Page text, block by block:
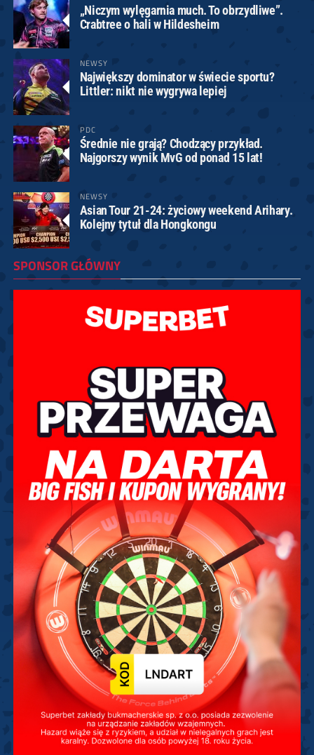
„Niczym wylęgarnia much. To obrzydliwe”.
Crabtree o hali w Hildesheim
NEWSY
Największy dominator w świecie sportu?
Littler: nikt nie wygrywa lepiej
PDC
Średnie nie grają? Chodzący przykład.
Najgorszy wynik MvG od ponad 15 lat!
NEWSY
Asian Tour 21-24: życiowy weekend Arihary.
Kolejny tytuł dla Hongkongu
SPONSOR GŁÓWNY